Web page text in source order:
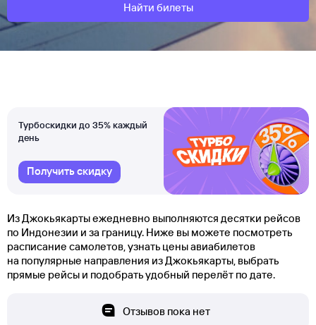
Найти билеты
Турбоскидки до 35% каждый
день
Получить скидку
Из Джокьякарты ежедневно выполняются десятки рейсов
по Индонезии и за границу. Ниже вы можете посмотреть
расписание самолетов, узнать цены авиабилетов
на популярные направления из Джокьякарты, выбрать
прямые рейсы и подобрать удобный перелёт по дате.
Отзывов пока нет